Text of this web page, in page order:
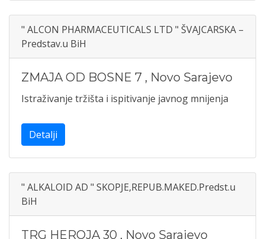
" ALCON PHARMACEUTICALS LTD " ŠVAJCARSKA –
Predstav.u BiH
ZMAJA OD BOSNE 7 , Novo Sarajevo
Istraživanje tržišta i ispitivanje javnog mnijenja
Detalji
" ALKALOID AD " SKOPJE,REPUB.MAKED.Predst.u
BiH
TRG HEROJA 30 , Novo Sarajevo